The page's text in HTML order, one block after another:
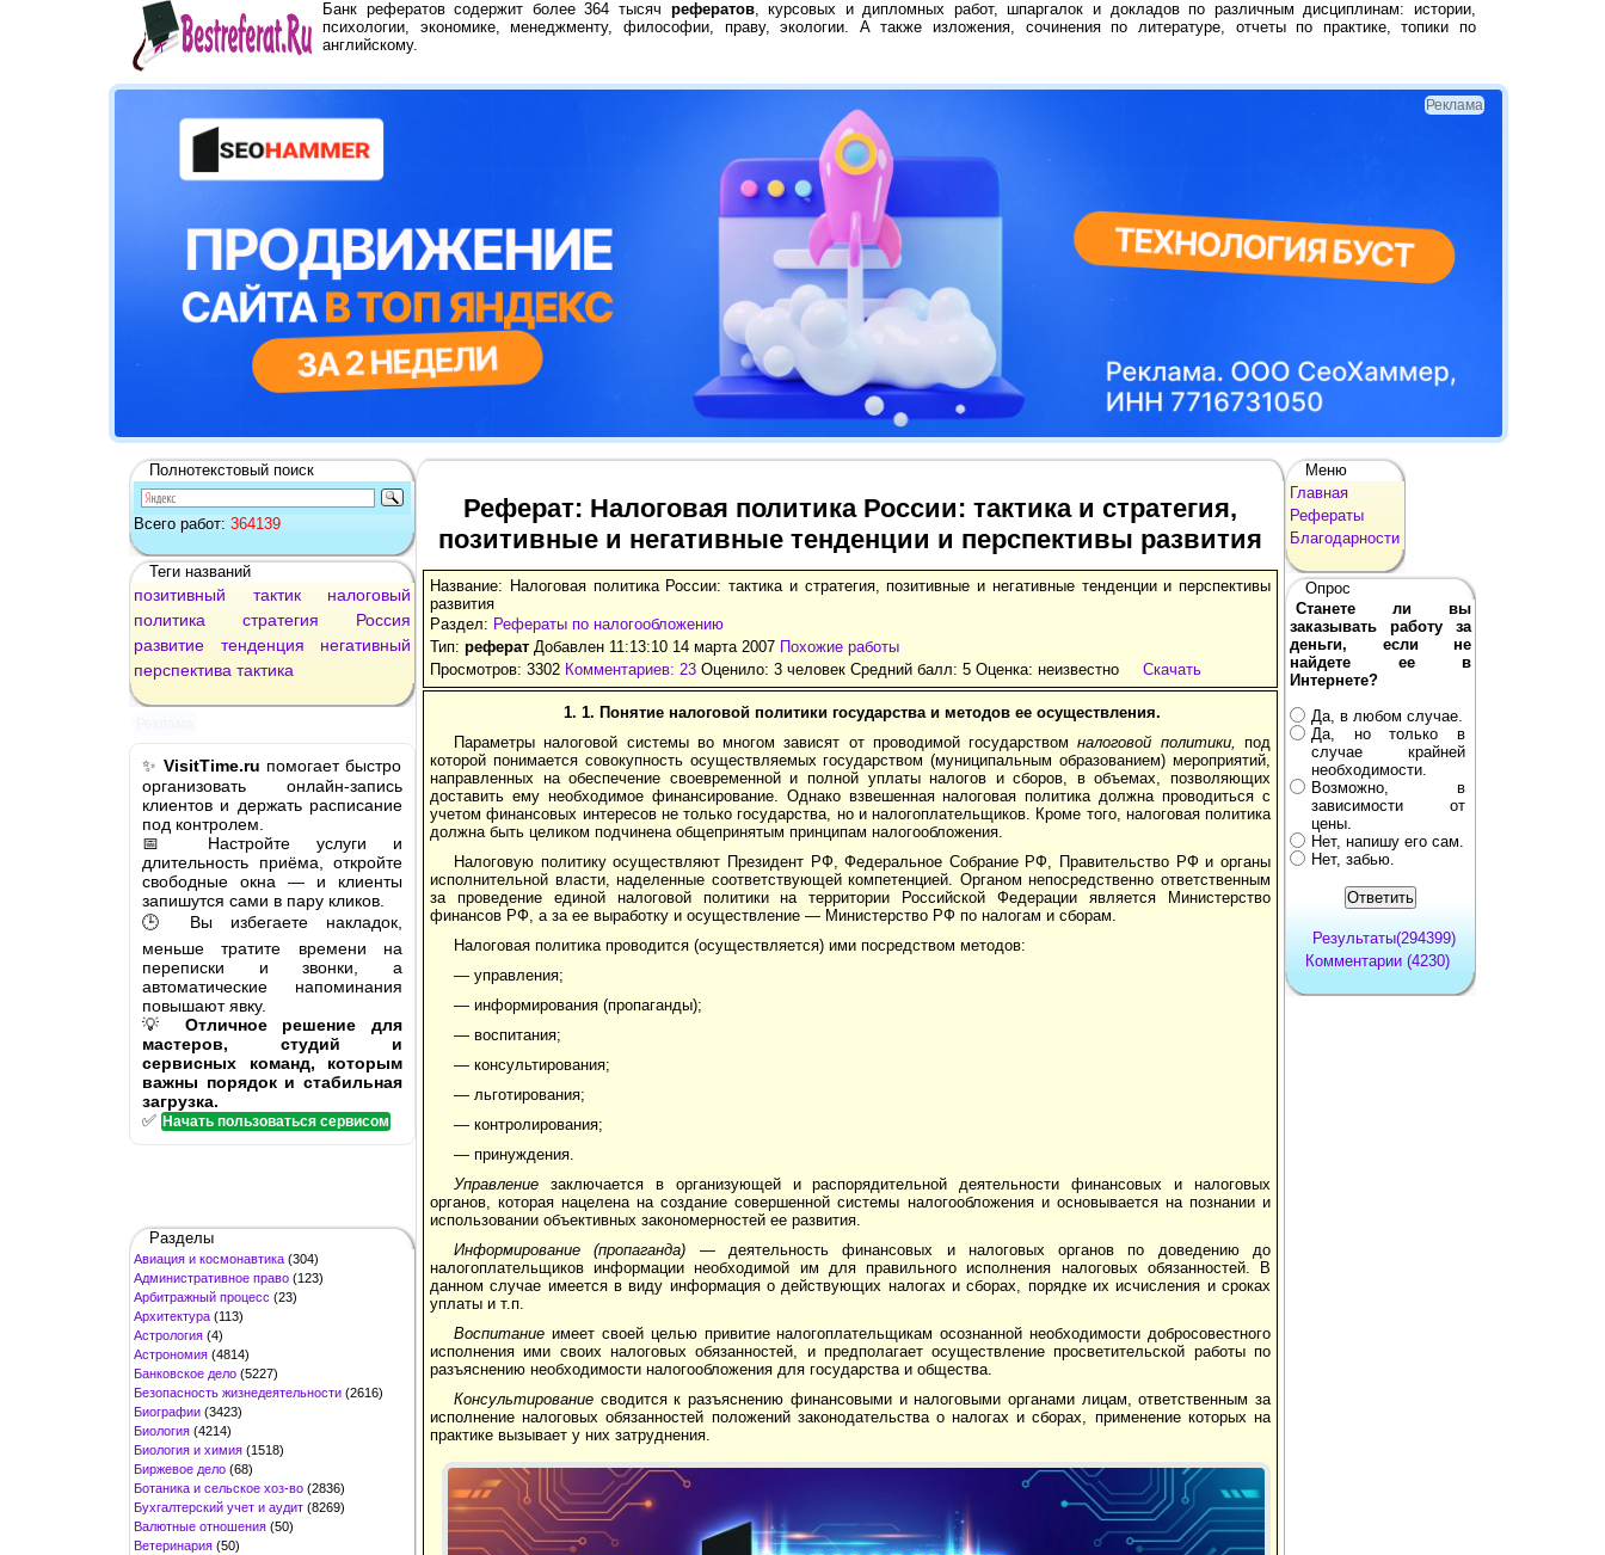
Банк рефератов содержит более 364 тысяч рефератов, курсовых и дипломных работ, шпаргалок и докладов по различным дисциплинам: истории,
психологии, экономике, менеджменту, философии, праву, экологии. А также изложения, сочинения по литературе, отчеты по практике, топики по
английскому.
Реклама
Полнотекстовый поиск
Всего работ: 364139
Теги названий
позитивный тактик
налоговый
политика
стратегия
Россия
развитие
тенденция
негативный
перспектива тактика
✨ VisitTime.ru помогает быстро
организовать онлайн-запись
клиентов и держать расписание
под контролем.
📅 Настройте услуги и
длительность приёма, откройте
свободные окна — и клиенты
запишутся сами в пару кликов.
🕒 Вы избегаете накладок,
меньше тратите времени на
переписки и звонки, а
автоматические напоминания
повышают явку.
💡 Отличное решение для
мастеров, студий и
сервисных команд, которым
важны порядок и стабильная
загрузка.
✅ Начать пользоваться сервисом
Разделы
Авиация и космонавтика (304)
Административное право (123)
Арбитражный процесс (23)
Архитектура (113)
Астрология (4)
Астрономия (4814)
Банковское дело (5227)
Безопасность жизнедеятельности (2616)
Биографии (3423)
Биология (4214)
Биология и химия (1518)
Биржевое дело (68)
Ботаника и сельское хоз-во (2836)
Бухгалтерский учет и аудит (8269)
Валютные отношения (50)
Ветеринария (50)
Реферат: Налоговая политика России: тактика и стратегия,
позитивные и негативные тенденции и перспективы развития
Название: Налоговая политика России: тактика и стратегия, позитивные и негативные тенденции и перспективы
развития
Раздел: Рефераты по налогообложению
Тип: реферат Добавлен 11:13:10 14 марта 2007 Похожие работы
Просмотров: 3302 Комментариев: 23 Оценило: 3 человек Средний балл: 5 Оценка: неизвестно Скачать
1. 1. Понятие налоговой политики государства и методов ее осуществления.
Параметры налоговой системы во многом зависят от проводимой государствомналоговой политики,под
которой понимается совокуп­ность осуществляемых государством (муниципальным образованием) мероприятий,
направленных на обеспечение своевременной и полной уплаты налогов и сборов, в объемах, позволяющих
доставить ему не­обходимое финансирование. Однако взвешенная налоговая политика должна проводиться с
учетом финансовых интересов не только госу­дарства, но и налогоплательщиков. Кроме того, налоговая политика
должна быть целиком подчинена общепринятым принципам налого­обложения.
Налоговую политику осуществляют Президент РФ, Федеральное Собрание РФ, Правительство РФ и органы
исполнительной власти, наделенные соответствующей компетенцией. Органом непосредствен­но ответственным
за проведение единой налоговой политики на терри­тории Российской Федерации является Министерство
финансов РФ, а за ее выработку и осуществление — Министерство РФ по налогам и сборам.
Налоговая по­литика проводится (осуществляется) ими посредством методов:
— управления;
— информирования (пропаганды);
— воспитания;
— консультирования;
— льготирования;
— контролирования;
— принуждения.
Управление заключается в организующей и распорядительной дея­тельности финансовых и налоговых
органов, которая нацелена на создание совершенной системы налогообложения и основывается на по­знании и
использовании объективных закономерностей ее развития.
Информирование (пропаганда) — деятельность финансовых и на­логовых органов по доведению до
налогоплательщиков информации необходимой им для правильного исполнения налоговых обязанно­стей. В
данном случае имеется в виду информация о действующих налогах и сборах, порядке их исчисления и сроках
уплаты и т.п.
Воспитание имеет своей целью привитие налогоплательщикам осознанной необходимости добросовестного
исполнения ими своих налоговых обязанностей, и предполагает осуществление просвети­тельской работы по
разъяснению необходимости налогообложения для государства и общества.
Консультирование сводится к разъяснению финансовыми и нало­говыми органами лицам, ответственным за
исполнение налоговых обя­занностей положений законодательства о налогах и сборах, примене­ние которых на
практике вызывает у них затруднения.
Меню
Главная
Рефераты
Благодарности
Опрос
Станете ли вы
заказывать работу за
деньги, если не
найдете ее в
Интернете?
Да, в любом случае.
Да, но только в
случае крайней
необходимости.
Возможно, в
зависимости от
цены.
Нет, напишу его сам.
Нет, забью.
Результаты(294399)
Комментарии (4230)